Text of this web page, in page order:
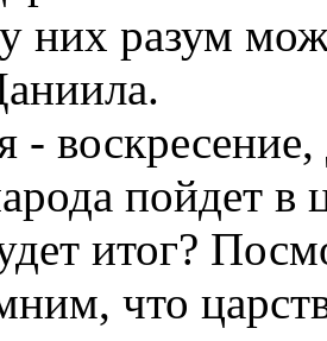
них разум
-
пойдет в
итог?
что